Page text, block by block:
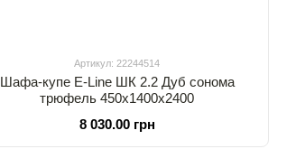
Артикул: 22244514
Шафа-купе E-Line ШК 2.2 Дуб сонома
трюфель 450х1400х2400
8 030.00 грн